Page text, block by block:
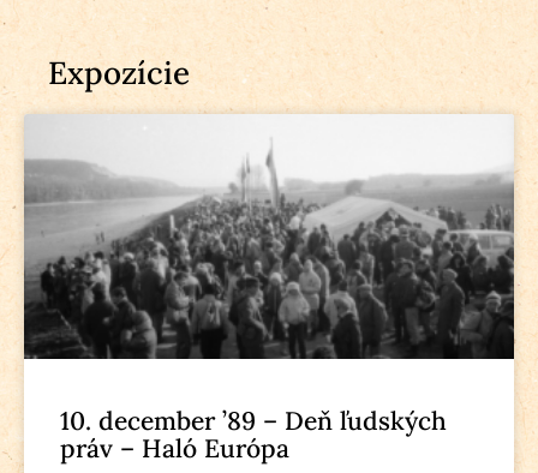
Expozície
10. december ’89 – Deň ľudských
práv – Haló Európa